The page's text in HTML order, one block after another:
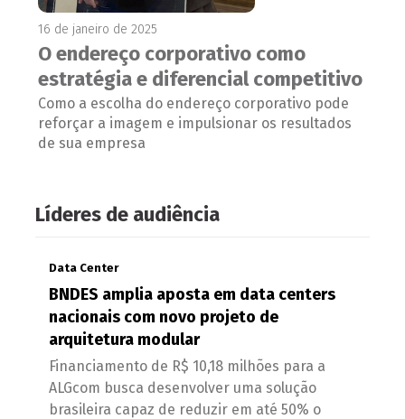
16 de janeiro de 2025
O endereço corporativo como
estratégia e diferencial competitivo
Como a escolha do endereço corporativo pode
reforçar a imagem e impulsionar os resultados
de sua empresa
Líderes de audiência
Data Center
BNDES amplia aposta em data centers
nacionais com novo projeto de
arquitetura modular
Financiamento de R$ 10,18 milhões para a
ALGcom busca desenvolver uma solução
brasileira capaz de reduzir em até 50% o